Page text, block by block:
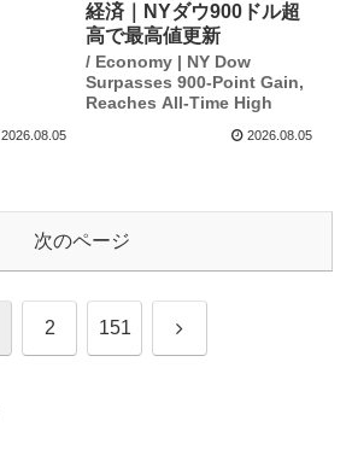
2026.08.05
経済｜NYダウ900ドル超
高で最高値更新
/ Economy | NY Dow
Surpasses 900-Point Gain,
Reaches All-Time High
2026.08.05
次のページ
2 151 次